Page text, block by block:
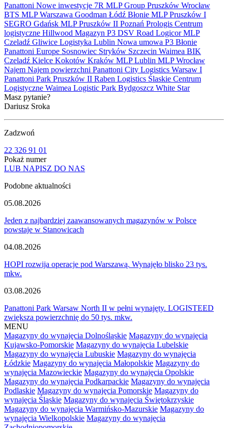
Panattoni Nowe inwestycje 7R MLP Group Pruszków Wrocław
BTS MLPWarszawa Goodman Łódź Błonie MLP Pruszków I
SEGRO Gdańsk MLP Pruszków II Poznań Prologis Centrum
logistyczne Hillwood Magazyn P3 DSV Road LogicorMLP
Czeladź Gliwice Logistyka Lublin Nowa umowa P3 Błonie
Panattoni Europe Sosnowiec Stryków Szczecin Waimea BIK
Czeladź Kielce Kokotów Kraków MLP Lublin MLP Wrocław
Najem Najem powierzchni Panattoni City Logistics Warsaw I
Panattoni Park Pruszków II Raben Logistics Ślaskie Centrum
Logistyczne Waimea Logistic Park Bydgoszcz White Star
Masz pytanie?
Dariusz Sroka
Zadzwoń
22 326 91 01
Pokaż numer
LUB NAPISZ DO NAS
Podobne aktualności
05.08.2026
Jeden z najbardziej zaawansowanych magazynów w Polsce
powstaje w Stanowicach
04.08.2026
HOPI rozwija operacje pod Warszawą. Wynajęło blisko 23 tys.
mkw.
03.08.2026
Panattoni Park Warsaw North II w pełni wynajęty. LOGISTEED
zwiększa powierzchnię do 50 tys. mkw.
MENU
Magazyny do wynajęcia Dolnośląskie Magazyny do wynajęcia
Kujawsko-Pomorskie Magazyny do wynajęcia Lubelskie
Magazyny do wynajęcia Lubuskie Magazyny do wynajęcia
Łódzkie Magazyny do wynajęcia Małopolskie Magazyny do
wynajęcia Mazowieckie Magazyny do wynajęcia Opolskie
Magazyny do wynajęcia Podkarpackie Magazyny do wynajęcia
Podlaskie Magazyny do wynajęcia Pomorskie Magazyny do
wynajęcia Śląskie Magazyny do wynajęcia Świętokrzyskie
Magazyny do wynajęcia Warmińsko-Mazurskie Magazyny do
wynajęcia Wielkopolskie Magazyny do wynajęcia